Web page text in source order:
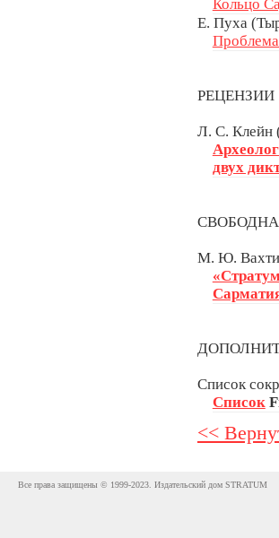
Кольцо
Е. Пуха
РЕЦЕНЗИИ
Л. С. Клейн
двух
М. Ю.
Список
Список
<<
Все права защищены © 1999-2023. Издательский дом STRATUM